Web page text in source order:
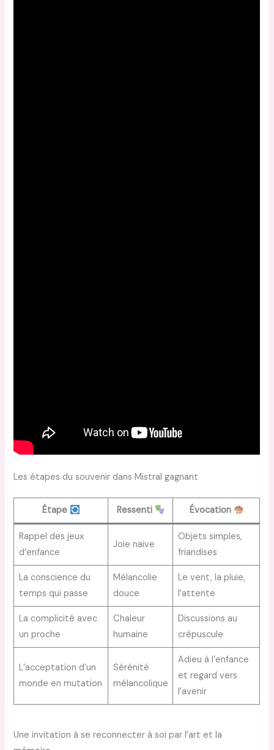
Les étapes du souvenir dans Mistral gagnant
Étape Ressenti Évocation
Rappel des jeux
d’enfance
Joie naïve
Objets simples,
friandises
La conscience du
temps qui passe
Mélancolie
douce
Le vent, la pluie,
l’attente
La complicité avec
un proche
Chaleur
humaine
Discussions au
crépuscule
L’acceptation d’un
monde en mutation
Sérénité
mélancolique
Adieu à l’enfance
et regard vers
l’avenir
Une invitation à se reconnecter à soi par l’art et la